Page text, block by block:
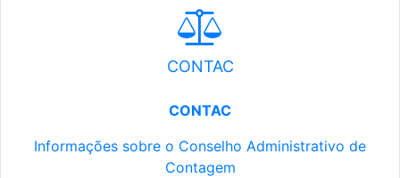
CONTAC
CONTAC
Informações sobre o Conselho Administrativo de
Contagem